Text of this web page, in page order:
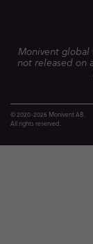
Monivent
not released on
© 2020-2026 Monivent AB.
All rights reserved.